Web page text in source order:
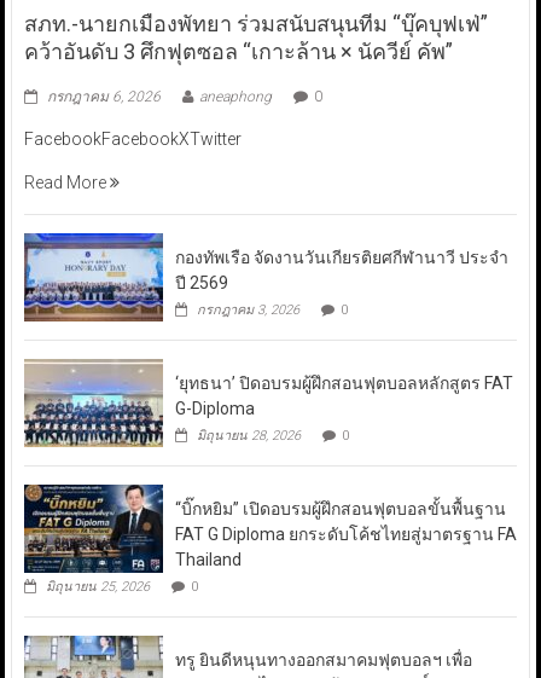
สภท.-นายกเมืองพัทยา ร่วมสนับสนุนทีม “บุ๊คบุฟเฟ่”
คว้าอันดับ 3 ศึกฟุตซอล “เกาะล้าน × นัควีย์ คัพ”
กรกฎาคม 6, 2026 aneaphong 0
FacebookFacebookXTwitter
Read More
กองทัพเรือ จัดงานวันเกียรติยศกีฬานาวี ประจำ
ปี 2569
กรกฎาคม 3, 2026 0
‘ยุทธนา’ ปิดอบรมผู้ฝึกสอนฟุตบอลหลักสูตร FAT
G-Diploma
มิถุนายน 28, 2026 0
“บิ๊กหยิม” เปิดอบรมผู้ฝึกสอนฟุตบอลขั้นพื้นฐาน
FAT G Diploma ยกระดับโค้ชไทยสู่มาตรฐาน FA
Thailand
มิถุนายน 25, 2026 0
ทรู ยินดีหนุนทางออกสมาคมฟุตบอลฯ เพื่อ